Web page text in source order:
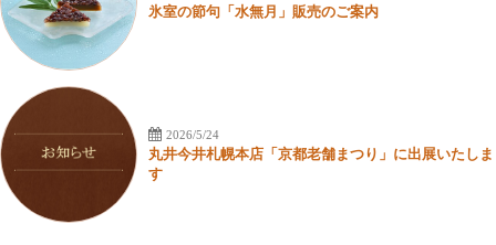
氷室の節句「水無月」販売のご案内
2026/5/24
丸井今井札幌本店「京都老舗まつり」に出展いたしま
す